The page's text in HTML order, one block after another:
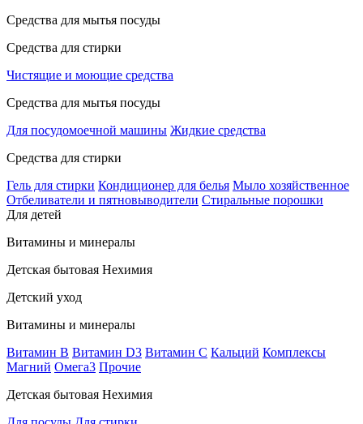
Средства для мытья посуды
Средства для стирки
Чистящие и моющие средства
Средства для мытья посуды
Для посудомоечной машины Жидкие средства
Средства для стирки
Гель для стирки Кондиционер для белья Мыло хозяйственное
Отбеливатели и пятновыводители Стиральные порошки
Для детей
Витамины и минералы
Детская бытовая Нехимия
Детский уход
Витамины и минералы
Витамин В Витамин D3 Витамин С Кальций Комплексы
Магний Омега3 Прочие
Детская бытовая Нехимия